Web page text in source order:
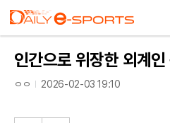
인간으로 위장한 외계
ㅇㅇ 2026-02-03 19:10